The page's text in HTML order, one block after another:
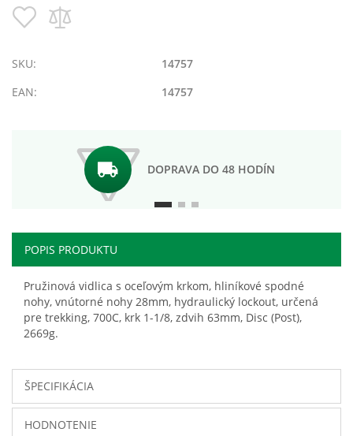
Pridať
do
SKU:
14757
EAN:
14757
DOPRAVA DO 48 HODÍN
POPIS PRODUKTU
Pružinová vidlica s oceľovým krkom, hliníkové spodné
nohy, vnútorné nohy 28mm, hydraulický lockout, určená
pre trekking, 700C, krk 1-1/8, zdvih 63mm, Disc (Post),
2669g.
ŠPECIFIKÁCIA
HODNOTENIE